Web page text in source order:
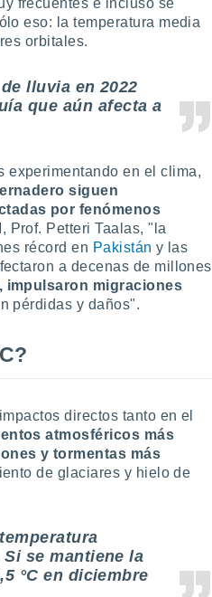
frecuentes e incluso se
eso: la temperatura media
orbitales.
lluvia en 2022
que aún afecta a
experimentando en el clima,
siguen
por fenómenos
Prof. Petteri Taalas, "la
récord en Pakistán y las
a decenas de millones
impulsaron migraciones
pérdidas y daños".
directos tanto en el
atmosféricos más
y tormentas más
de glaciares y hielo de
Si se mantiene la
°C en diciembre